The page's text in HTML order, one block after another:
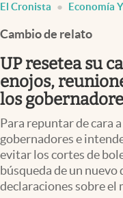
Finanzas y Mercados
Mercados Online
Negocios
Columnistas
Apertura
Infotechnology
Clase
El Cronista Economía
Cambio de relato
UP resetea su
enojos,
los
Para repuntar de cara
gobernadores e
evitar los cortes de
búsqueda de un nuevo
declaraciones sobre el